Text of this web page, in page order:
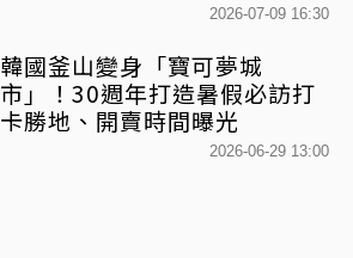
2026-07-09 16:30
韓國釜山變身「寶可夢城
市」！30週年打造暑假必訪打
卡勝地、開賣時間曝光
2026-06-29 13:00